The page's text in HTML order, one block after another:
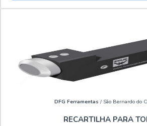
DFG Ferramentas / São Bernardo do
RECARTILHA PARA